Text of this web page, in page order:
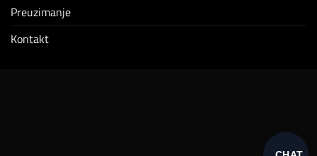
Preuzimanje
Kontakt